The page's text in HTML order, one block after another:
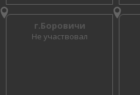
г.Боровичи
Не участвовал